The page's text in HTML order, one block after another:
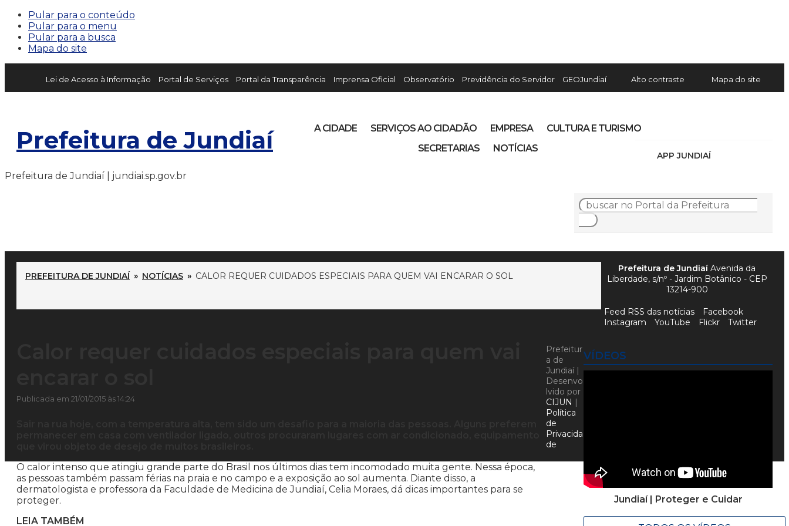
Pular para o conteúdo
Pular para o menu
Pular para a busca
Mapa do site
Lei de Acesso à Informação Portal de Serviços Portal da Transparência Imprensa Oficial Observatório Previdência do Servidor GEOJundiaí Alto contraste Mapa do site
Prefeitura de Jundiaí
APP JUNDIAÍ
A CIDADE SERVIÇOS AO CIDADÃO EMPRESA
CULTURA E TURISMO
SECRETARIAS
NOTÍCIAS
Prefeitura de Jundiaí | jundiai.sp.gov.br
PREFEITURA DE JUNDIAÍ » NOTÍCIAS » CALOR REQUER CUIDADOS ESPECIAIS PARA QUEM VAI ENCARAR O SOL
Publicada em 21/01/2015 às 14:24
O calor intenso que atingiu grande parte do Brasil nos últimos dias tem incomodado muita gente. Nessa época,
as pessoas também passam férias na praia e no campo e a exposição ao sol aumenta. Diante disso, a
dermatologista e professora da Faculdade de Medicina de Jundiaí, Celia Moraes, dá dicas importantes para se
proteger.
LEIA TAMBÉM
VÍDEOS
Jundiaí | Proteger e Cuidar
Prefeitura de JundiaíAvenida da
Liberdade, s/nº - Jardim Botânico - CEP
13214-900
Feed RSS das notícias
Facebook
Instagram
YouTube Flickr Twitter
Prefeitur
a de
Jundiaí |
Desenvo
lvido por
CIJUN |
Política
de
Privacida
de